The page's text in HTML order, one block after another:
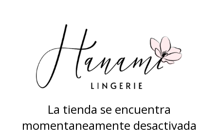
La tienda se encuentra
momentaneamente desactivada